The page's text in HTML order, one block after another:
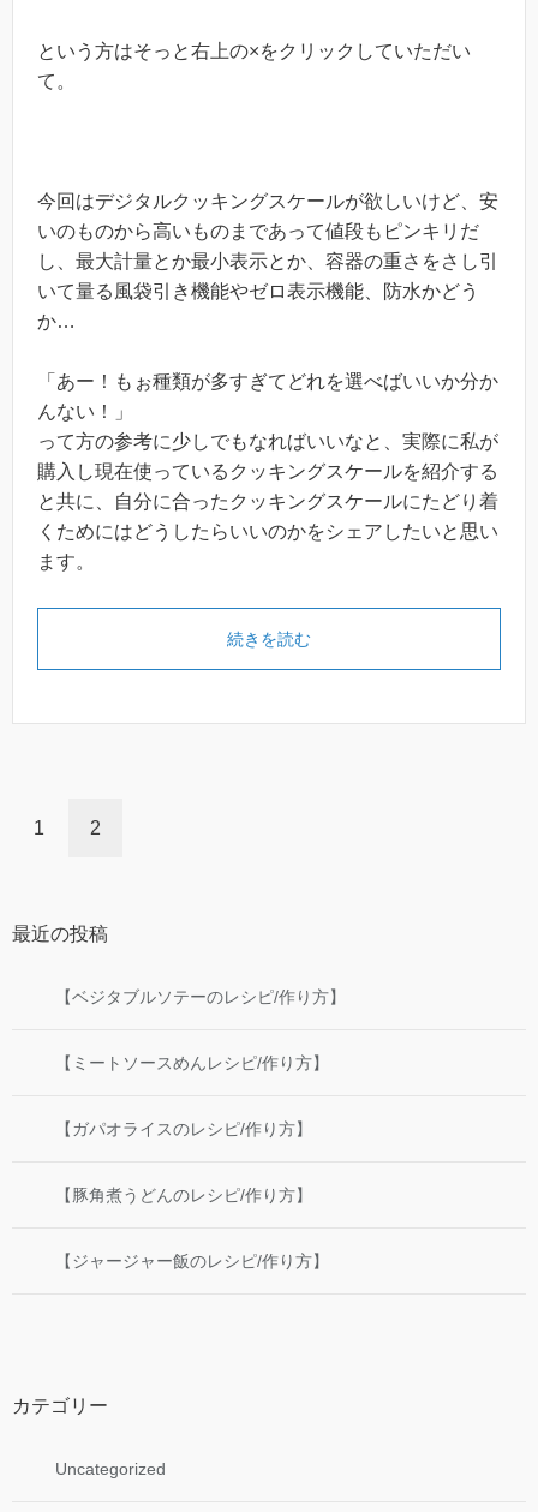
という方はそっと右上の×をクリックしていただい
て。
今回はデジタルクッキングスケールが欲しいけど、安
いのものから高いものまであって値段もピンキリだ
し、最大計量とか最小表示とか、容器の重さをさし引
いて量る風袋引き機能やゼロ表示機能、防水かどう
か…
「あー！もぉ種類が多すぎてどれを選べばいいか分か
んない！」
って方の参考に少しでもなればいいなと、実際に私が
購入し現在使っているクッキングスケールを紹介する
と共に、自分に合ったクッキングスケールにたどり着
くためにはどうしたらいいのかをシェアしたいと思い
ます。
続きを読む
1 2
最近の投稿
【ベジタブルソテーのレシピ/作り方】
【ミートソースめんレシピ/作り方】
【ガパオライスのレシピ/作り方】
【豚角煮うどんのレシピ/作り方】
【ジャージャー飯のレシピ/作り方】
カテゴリー
Uncategorized